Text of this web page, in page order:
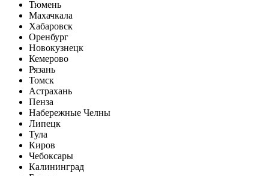
Тюмень
Махачкала
Хабаровск
Оренбург
Новокузнецк
Кемерово
Рязань
Томск
Астрахань
Пенза
Набережные Челны
Липецк
Тула
Киров
Чебоксары
Калининград